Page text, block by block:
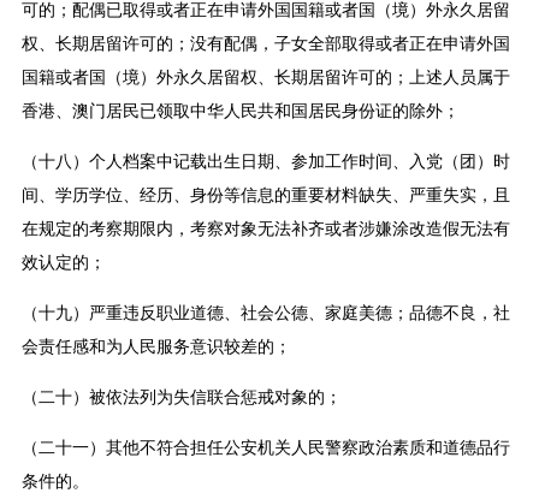
可的；配偶已取得或者正在申请外国国籍或者国（境）外永久居留
权、长期居留许可的；没有配偶，子女全部取得或者正在申请外国
国籍或者国（境）外永久居留权、长期居留许可的；上述人员属于
香港、澳门居民已领取中华人民共和国居民身份证的除外；
（十八）个人档案中记载出生日期、参加工作时间、入党（团）时
间、学历学位、经历、身份等信息的重要材料缺失、严重失实，且
在规定的考察期限内，考察对象无法补齐或者涉嫌涂改造假无法有
效认定的；
（十九）严重违反职业道德、社会公德、家庭美德；品德不良，社
会责任感和为人民服务意识较差的；
（二十）被依法列为失信联合惩戒对象的；
（二十一）其他不符合担任公安机关人民警察政治素质和道德品行
条件的。